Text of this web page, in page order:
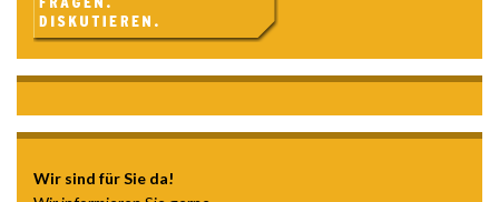
Wir sind für Sie da!